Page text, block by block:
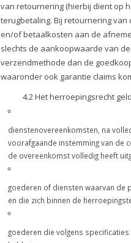
van retournering (hierbij dient op
terugbetaling. Bij retournering
en/of betaalkosten aan de
slechts de aankoopwaarde van
verzendmethode dan de
waaronder ook garantie claims
4.2 Het herroepingsrecht
dienstenovereenkomsten, na
voorafgaande instemming van de
de overeenkomst volledig heeft
goederen of diensten waarvan de
en die zich binnen de
goederen die volgens